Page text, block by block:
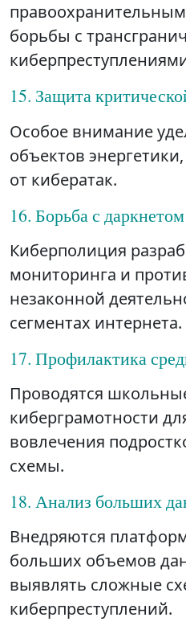
борьбы с
15. Защита
Особое внимание
объектов
от кибератак.
16. Борьба с даркнетом
Киберполиция
мониторинга и
незаконной
сегментах интернета.
17. Профилактика
Проводятся
киберграмотности
вовлечения
схемы.
18. Анализ больших
Внедряются
больших объемов
выявлять сложные
киберпреступлений.